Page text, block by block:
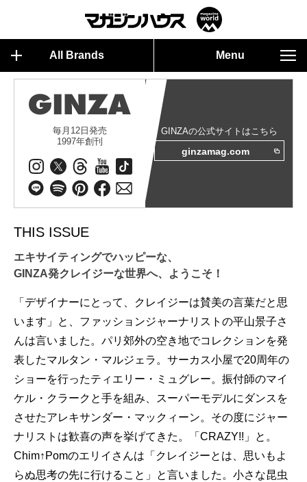
All Brands Menu
毎月12日発売
1997年創刊
GINZAの公式サイトはこちら
ginzamag.com
THIS ISSUE
エキサイティングでハッピーな、
GINZA発クレイジーな世界へ、ようこそ！
「デザイナーにとって、クレイジーは賛美の言葉だと思
います」と、ファッションジャーナリストの平山景子さ
んは言いました。パリ郊外の空き地でコレクションを発
表したマルタン・マルジェラ。サーカス小屋で20周年の
ショーを行ったティエリー・ミュグレー。振付師のマイ
ケル・クラークと手を組み、スーパーモデルにダンスを
させたアレキサンダー・マックィーン。その度にジャー
ナリストは歓喜の声を挙げてきた。「CRAZY!!」と。
Chim↑Pomのエリイさんは「クレイジーとは、思いもよ
らぬ思考の先に行けること」と言いました。小さな昆虫